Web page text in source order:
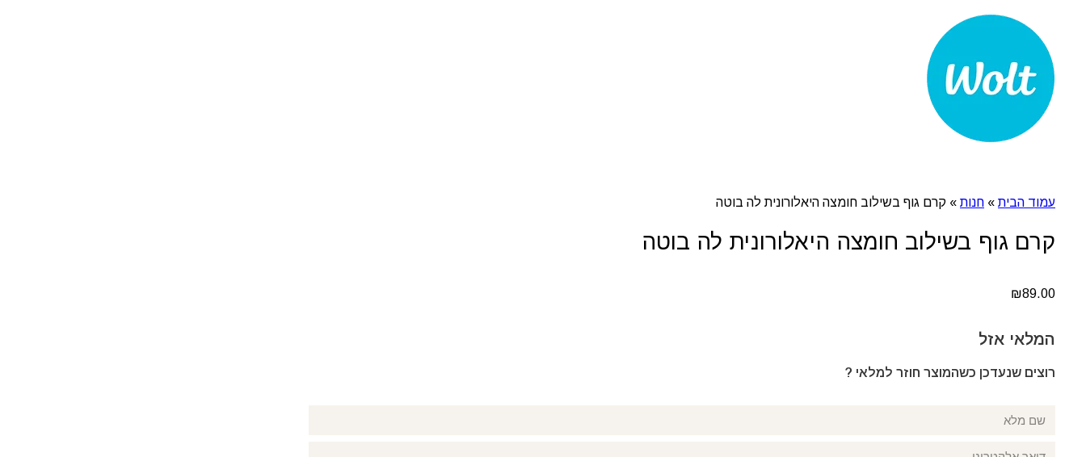
עמוד הבית » חנות » קרם גוף בשילוב חומצה היאלורונית לה בוטה
קרם גוף בשילוב חומצה היאלורונית לה בוטה
₪89.00
המלאי אזל
רוצים שנעדכן כשהמוצר חוזר למלאי ?